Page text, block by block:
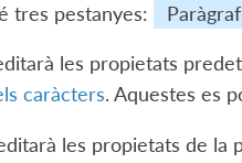
tres pestanyes: Paràgraf
les propietats
caràcters. Aquestes es
les propietats de la